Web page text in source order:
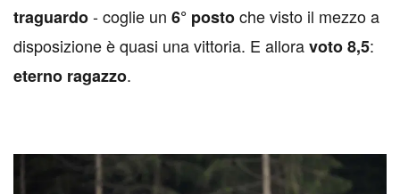
traguardo- coglie un 6° postoche visto il mezzo a
disposizione è quasi una vittoria. E alloravoto 8,5:
eterno ragazzo.